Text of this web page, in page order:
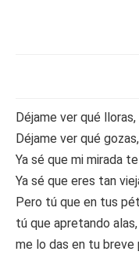
Déjame ver qué
Déjame ver qué
Ya sé que mi mirada
Ya sé que eres tan
Pero tú que en tus
tú que apretando
me lo das en tu breve